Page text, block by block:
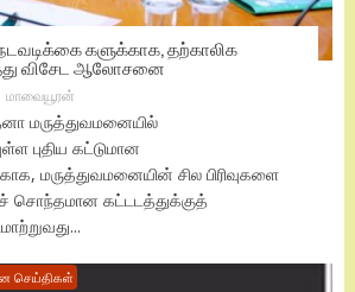
களுக்காக, தற்காலிக
விசேட ஆலோசனை
மாவையூரன்
மருத்துவமனையில்
புதிய கட்டுமான
மருத்துவமனையின் சில பிரிவுகளை
சொந்தமான கட்டடத்துக்குத்
செய்திகள்